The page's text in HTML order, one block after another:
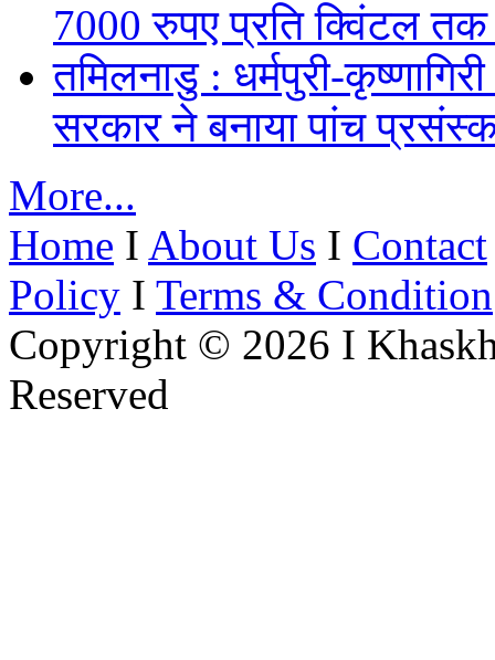
7000 रुपए प्रति क्विंटल
तमिलनाडु : धर्मपुरी-
सरकार ने बनाया पांच
More...
Home I About Us I Contact
Policy I Terms & Condition
Copyright © 2026 I
Reserved